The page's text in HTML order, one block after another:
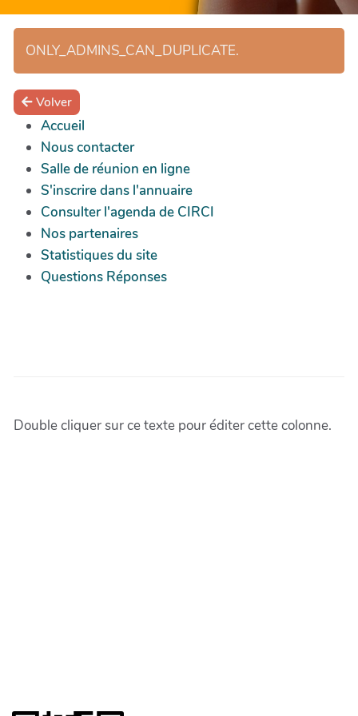
ONLY_ADMINS_CAN_DUPLICATE.
Volver
Accueil
Nous contacter
Salle de réunion en ligne
S'inscrire dans l'annuaire
Consulter l'agenda de CIRCI
Nos partenaires
Statistiques du site
Questions Réponses
Double cliquer sur ce texte pour éditer cette colonne.